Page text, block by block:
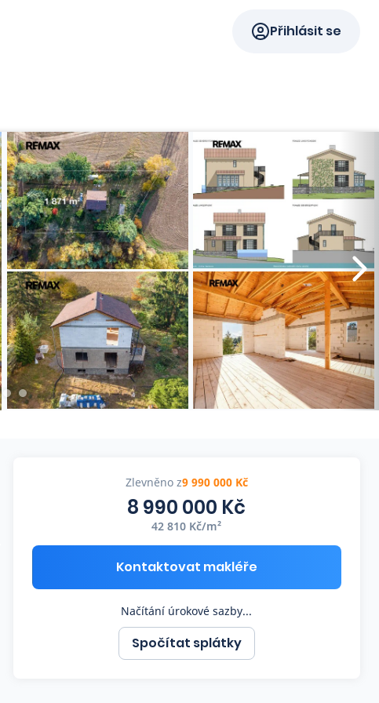
Přihlásit se
Zlevněno z9 990 000 Kč
8 990 000 Kč
42 810 Kč/m²
Kontaktovat makléře
Načítání úrokové sazby...
Spočítat splátky